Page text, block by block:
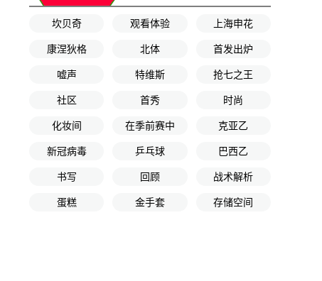
坎贝奇 观看体验 上海申花
康涅狄格 北体 首发出炉
嘘声 特维斯 抢七之王
社区 首秀 时尚
化妆间 在季前赛中 克亚乙
新冠病毒 乒乓球 巴西乙
书写 回顾 战术解析
蛋糕 金手套 存储空间